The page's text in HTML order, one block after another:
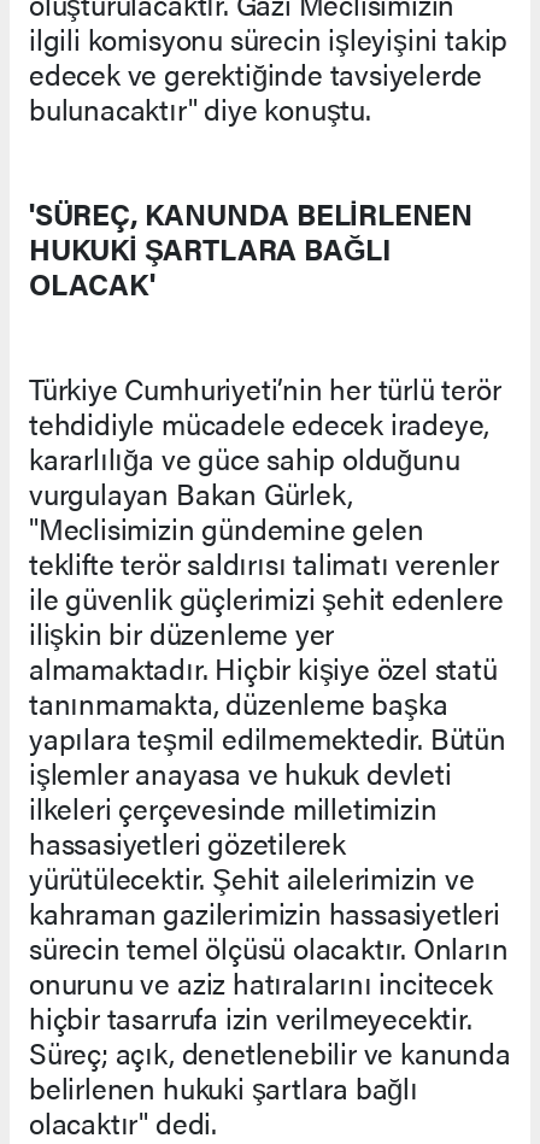
ilgili komisyonu sürecin işleyişini takip
edecek ve gerektiğinde tavsiyelerde
bulunacaktır" diye konuştu.
'SÜREÇ, KANUNDA BELİRLENEN
HUKUKİ ŞARTLARA BAĞLI
OLACAK'
Türkiye Cumhuriyeti’nin her türlü terör
tehdidiyle mücadele edecek iradeye,
kararlılığa ve güce sahip olduğunu
vurgulayan Bakan Gürlek,
"Meclisimizin gündemine gelen
teklifte terör saldırısı talimatı verenler
ile güvenlik güçlerimizi şehit edenlere
ilişkin bir düzenleme yer
almamaktadır. Hiçbir kişiye özel statü
tanınmamakta, düzenleme başka
yapılara teşmil edilmemektedir. Bütün
işlemler anayasa ve hukuk devleti
ilkeleri çerçevesinde milletimizin
hassasiyetleri gözetilerek
yürütülecektir. Şehit ailelerimizin ve
kahraman gazilerimizin hassasiyetleri
sürecin temel ölçüsü olacaktır. Onların
onurunu ve aziz hatıralarını incitecek
hiçbir tasarrufa izin verilmeyecektir.
Süreç; açık, denetlenebilir ve kanunda
belirlenen hukuki şartlara bağlı
olacaktır" dedi.